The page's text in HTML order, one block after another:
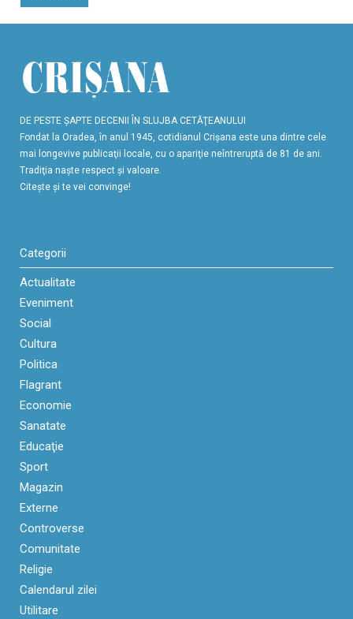
DE PESTE ŞAPTE DECENII ÎN SLUJBA CETĂŢEANULUI
Fondat la Oradea, în anul 1945, cotidianul Crişana este una dintre cele
mai longevive publicaţii locale, cu o apariţie neîntreruptă de 81 de ani.
Tradiţia naşte respect şi valoare.
Citeşte şi te vei convinge!
Categorii
Actualitate
Eveniment
Social
Cultura
Politica
Flagrant
Economie
Sanatate
Educaţie
Sport
Magazin
Externe
Controverse
Comunitate
Religie
Calendarul zilei
Utilitare